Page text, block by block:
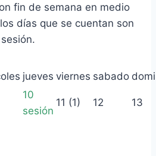
fin de semana en medio
días que se cuentan son
jueves viernes sabado
10
sesión
11 (1) 12 13